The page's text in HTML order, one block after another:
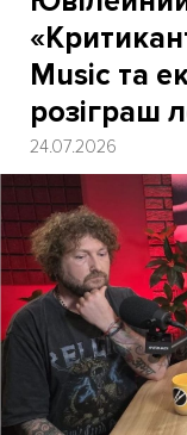
Music та
розіграш
24.07.2026